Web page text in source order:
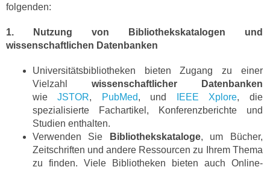
folgenden:
1. Nutzung von Bibliothekskatalogen und
wissenschaftlichen Datenbanken
Universitätsbibliotheken bieten Zugang zu einer
Vielzahl wissenschaftlicher Datenbanken
wieJSTOR, PubMed, und IEEE Xplore, die
spezialisierte Fachartikel, Konferenzberichte und
Studien enthalten.
Verwenden Sie
Bibliothekskataloge, um Bücher,
Zeitschriften und andere Ressourcen zu Ihrem Thema
zu finden. Viele Bibliotheken bieten auch Online-